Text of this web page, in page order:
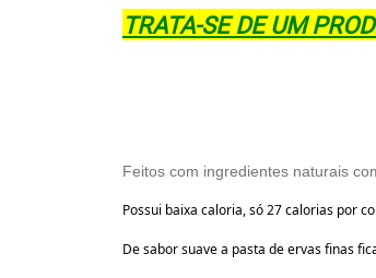
TRATA-SE DE UM
Feitos com ingredientes naturais
Possui baixa caloria, só 27 calorias por
De sabor suave a pasta de ervas finas